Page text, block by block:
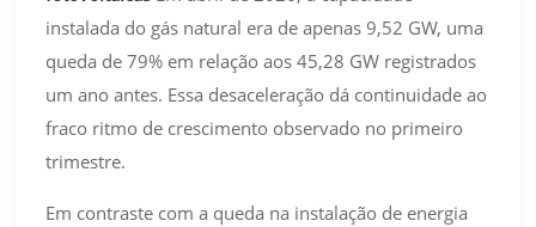
instalada do gás natural era de apenas 9,52 GW, uma
queda de 79% em relação aos 45,28 GW registrados
um ano antes. Essa desaceleração dá continuidade ao
fraco ritmo de crescimento observado no primeiro
trimestre.
Em contraste com a queda na instalação de energia